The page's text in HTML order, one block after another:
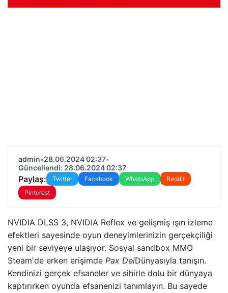
admin•28.06.2024 02:37•
Güncellendi: 28.06.2024 02:37
Paylaş: Twitter Facebook WhatsApp
Reddit
Pinterest
NVIDIA DLSS 3, NVIDIA Reflex ve gelişmiş ışın izleme
efektleri sayesinde oyun deneyimlerinizin gerçekçiliği
yeni bir seviyeye ulaşıyor. Sosyal sandbox MMO
Steam'de erken erişimde Pax DeiDünyasıyla tanışın.
Kendinizi gerçek efsaneler ve sihirle dolu bir dünyaya
kaptırırken oyunda efsanenizi tanımlayın. Bu sayede